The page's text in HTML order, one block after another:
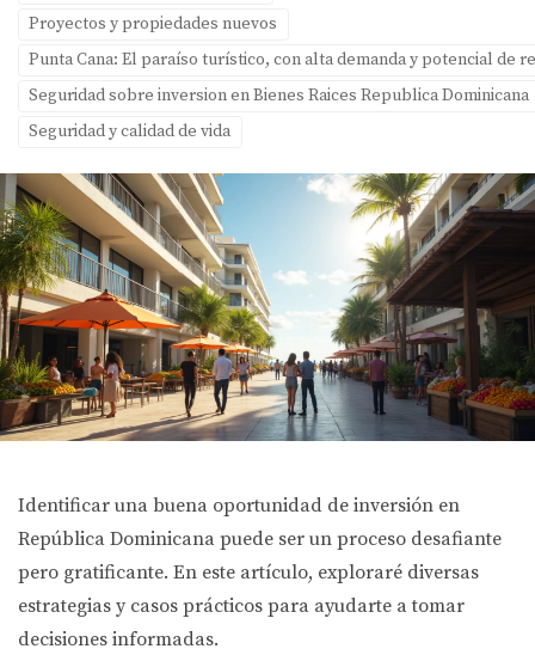
Proyectos y propiedades nuevos
Punta Cana: El paraíso turístico, con alta demanda y potencial de
Seguridad sobre inversion en Bienes Raices Republica Dominicana
Seguridad y calidad de vida
Identificar una buena oportunidad de inversión en
República Dominicana puede ser un proceso desafiante
pero gratificante. En este artículo, exploraré diversas
estrategias y casos prácticos para ayudarte a tomar
decisiones informadas.